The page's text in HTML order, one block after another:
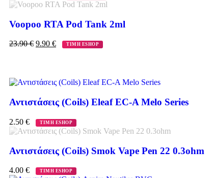
Voopoo RTA Pod Tank 2ml
23.90€ 9.90 € ΤΙΜΗ ESHOP
Αντιστάσεις (Coils) Eleaf EC-Α Melo Series
2.50 € ΤΙΜΗ ESHOP
Αντιστάσεις (Coils) Smok Vape Pen 22 0.3ohm
4.00 € ΤΙΜΗ ESHOP